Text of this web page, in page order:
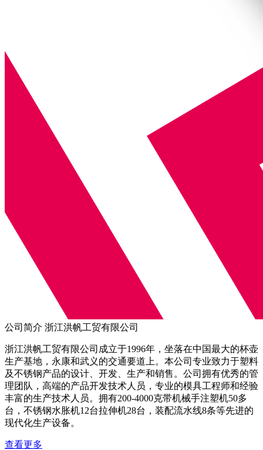
公司简介 浙江洪帆工贸有限公司
浙江洪帆工贸有限公司成立于1996年，坐落在中国最大的杯壶
生产基地，永康和武义的交通要道上。本公司专业致力于塑料
及不锈钢产品的设计、开发、生产和销售。公司拥有优秀的管
理团队，高端的产品开发技术人员，专业的模具工程师和经验
丰富的生产技术人员。拥有200-4000克带机械手注塑机50多
台，不锈钢水胀机12台拉伸机28台，装配流水线8条等先进的
现代化生产设备。
查看更多